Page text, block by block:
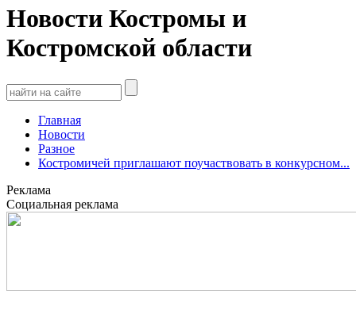
Новости Костромы и
Костромской области
Главная
Новости
Разное
Костромичей приглашают поучаствовать в конкурсном...
Реклама
Социальная реклама